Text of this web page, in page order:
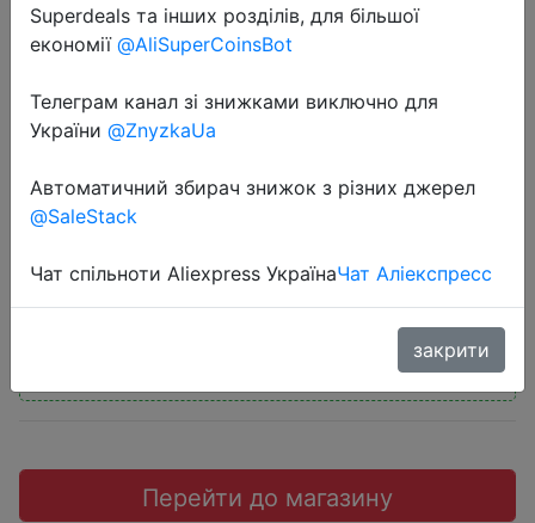
2018-07-17
Teaching Ruler
$1.5
"QYRGJY07"
Перейти до магазину
Superdeals та інших розділів, для більшої
економії @AliSuperCoinsBot
Телеграм канал зі знижками виключно для
України @ZnyzkaUa
Автоматичний збирач знижок з різних джерел
@SaleStack
Чат спільноти Aliexpress УкраїнаЧат Аліекспресс
закрити